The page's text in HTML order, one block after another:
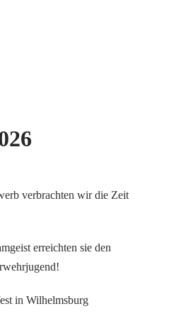
verbrachten wir die Zeit
erreichten sie den
in Wilhelmsburg